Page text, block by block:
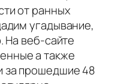
от ранных
угадывание,
На веб-сайте
а также
за прошедшие 48